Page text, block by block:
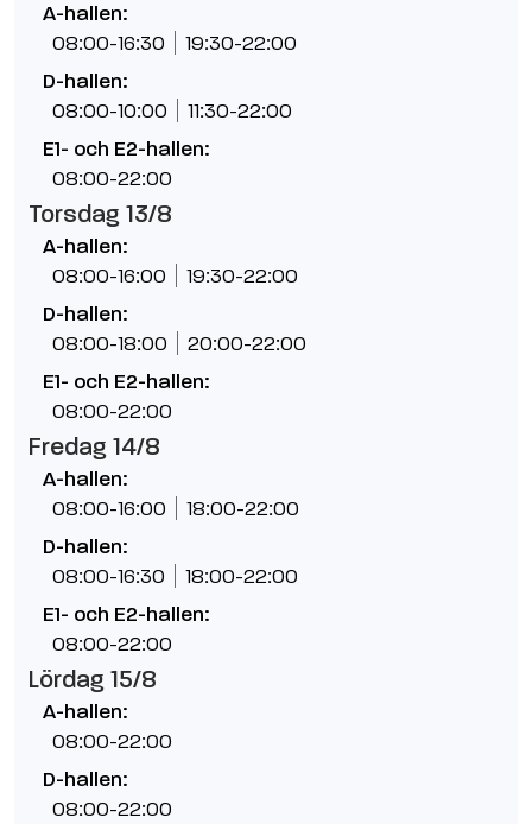
A-hallen:
08:00-16:30 19:30-22:00
D-hallen:
08:00-10:00 11:30-22:00
E1- och E2-hallen:
08:00-22:00
Torsdag 13/8
A-hallen:
08:00-16:00 19:30-22:00
D-hallen:
08:00-18:00 20:00-22:00
E1- och E2-hallen:
08:00-22:00
Fredag 14/8
A-hallen:
08:00-16:00 18:00-22:00
D-hallen:
08:00-16:30 18:00-22:00
E1- och E2-hallen:
08:00-22:00
Lördag 15/8
A-hallen:
08:00-22:00
D-hallen:
08:00-22:00